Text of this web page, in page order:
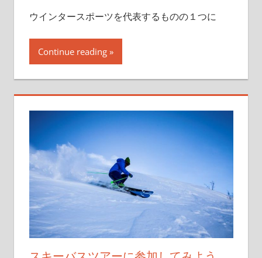
ウインタースポーツを代表するものの１つに
Continue reading